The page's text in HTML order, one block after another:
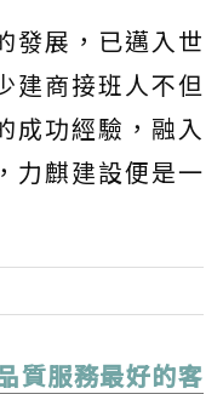
發展，已邁入世
建商接班人不但
成功經驗，融入
力麒建設便是一
質服務最好的客